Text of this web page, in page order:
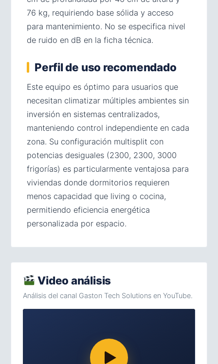
76 kg, requiriendo base sólida y acceso
para mantenimiento. No se especifica nivel
de ruido en dB en la ficha técnica.
Perfil de uso recomendado
Este equipo es óptimo para usuarios que
necesitan climatizar múltiples ambientes sin
inversión en sistemas centralizados,
manteniendo control independiente en cada
zona. Su configuración multisplit con
potencias desiguales (2300, 2300, 3000
frigorías) es particularmente ventajosa para
viviendas donde dormitorios requieren
menos capacidad que living o cocina,
permitiendo eficiencia energética
personalizada por espacio.
Video análisis
Análisis del canal Gaston Tech Solutions en YouTube.